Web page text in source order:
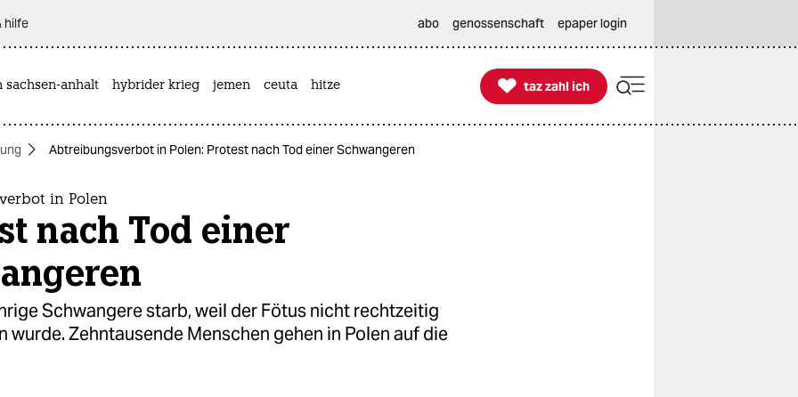
hilfe abo genossenschaft epaper login
sachsen-anhalt hybrider krieg jemen ceuta hitze 
taz zahl ich
taz zahl ich
Abtreibungsverbot in Polen: Protest nach Tod einer Schwangeren
in Polen
nach Tod einer
Schwangere starb, weil der Fötus nicht rechtzeitig
wurde. Zehntausende Menschen gehen in Polen auf die